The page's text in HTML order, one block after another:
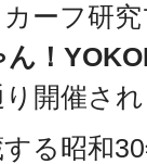
カーフ研
ん！
開催され
る昭和